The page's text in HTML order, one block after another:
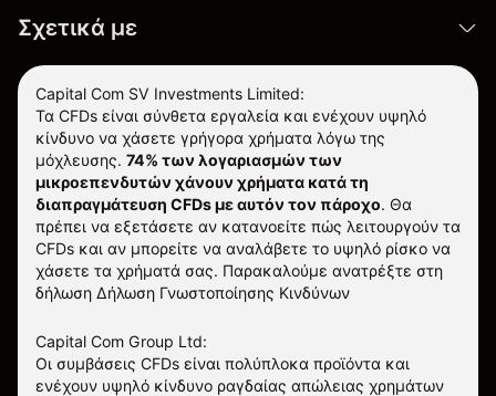
Σχετικά με
Capital Com SV Investments Limited:
Τα CFDs είναι σύνθετα εργαλεία και ενέχουν υψηλό
κίνδυνο να χάσετε γρήγορα χρήματα λόγω της
μόχλευσης. 74% των λογαριασμών των
μικροεπενδυτών χάνουν χρήματα κατά τη
διαπραγμάτευση CFDs με αυτόν τον πάροχο. Θα
πρέπει να εξετάσετε αν κατανοείτε πώς λειτουργούν τα
CFDs και αν μπορείτε να αναλάβετε το υψηλό ρίσκο να
χάσετε τα χρήματά σας. Παρακαλούμε ανατρέξτε στη
δήλωση Δήλωση Γνωστοποίησης Κινδύνων
Capital Com Group Ltd:
Οι συμβάσεις CFDs είναι πολύπλοκα προϊόντα και
ενέχουν υψηλό κίνδυνο ραγδαίας απώλειας χρημάτων